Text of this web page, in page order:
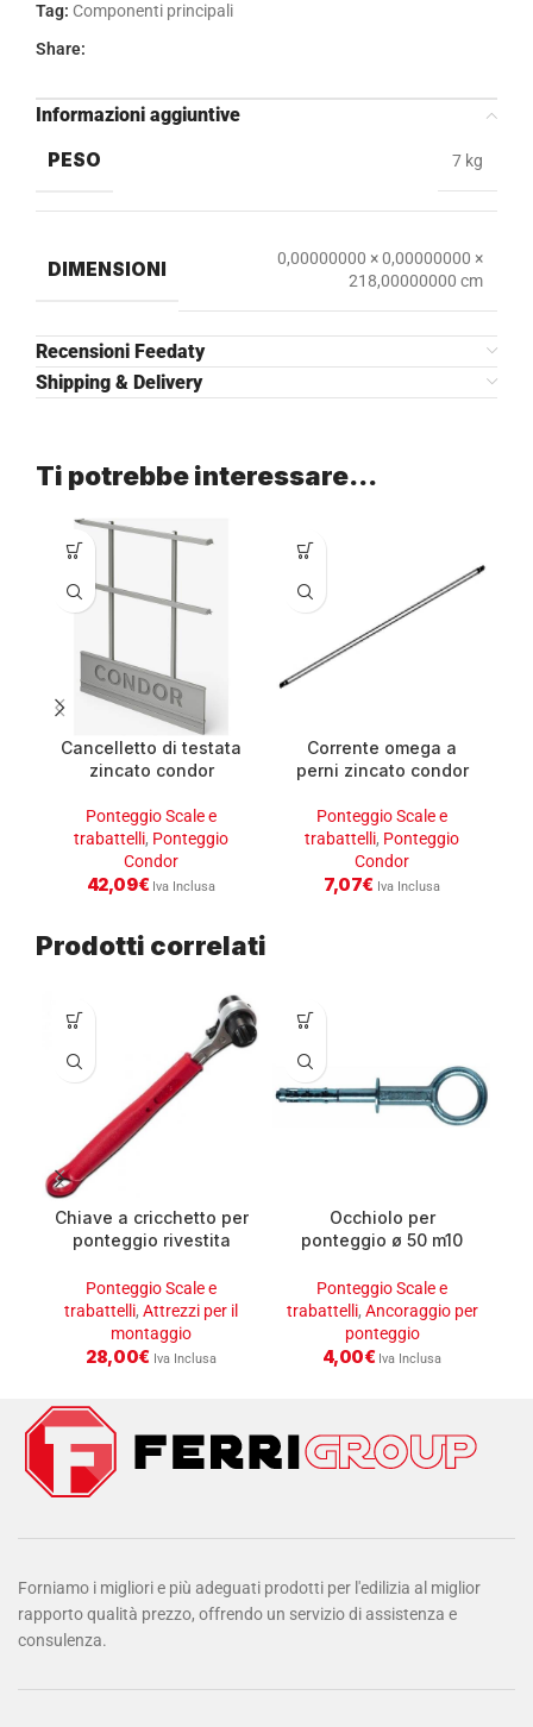
Tag: Componenti principali
Share:
Informazioni aggiuntive
PESO
7 kg
DIMENSIONI
0,00000000 × 0,00000000 ×
218,00000000 cm
Recensioni Feedaty
Shipping & Delivery
Ti potrebbe interessare…
Cancelletto di testata
zincato condor
Ponteggio Scale e
trabattelli, Ponteggio
Condor
42,09€ Iva Inclusa
Corrente omega a
perni zincato condor
Ponteggio Scale e
trabattelli, Ponteggio
Condor
7,07€ Iva Inclusa
Prodotti correlati
Chiave a cricchetto per
ponteggio rivestita
Ponteggio Scale e
trabattelli, Attrezzi per il
montaggio
28,00€ Iva Inclusa
Occhiolo per
ponteggio ø 50 m10
Ponteggio Scale e
trabattelli, Ancoraggio per
ponteggio
4,00€ Iva Inclusa
Forniamo i migliori e più adeguati prodotti per l'edilizia al miglior
rapporto qualità prezzo, offrendo un servizio di assistenza e
consulenza.